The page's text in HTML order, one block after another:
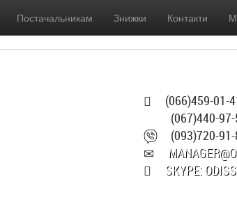
Постачальникам Знижки Контакти
(066)459-01-
(067)440-
(093)720-
SKYPE: